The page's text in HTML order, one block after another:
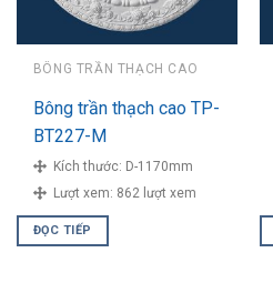
BÔNG TRẦN THẠCH CAO
Bông trần thạch cao TP-
BT227-M
Kích thước: D-1170mm
Lượt xem: 862 lượt xem
ĐỌC TIẾP